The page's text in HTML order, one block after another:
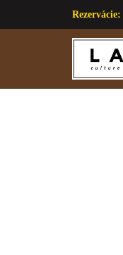
Rezervácie: